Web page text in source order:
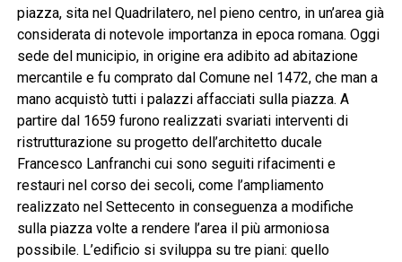
piazza, sita nel Quadrilatero, nel pieno centro, in un’area già
considerata di notevole importanza in epoca romana. Oggi
sede del municipio, in origine era adibito ad abitazione
mercantile e fu comprato dal Comune nel 1472, che man a
mano acquistò tutti i palazzi affacciati sulla piazza. A
partire dal 1659 furono realizzati svariati interventi di
ristrutturazione su progetto dell’architetto ducale
Francesco Lanfranchi cui sono seguiti rifacimenti e
restauri nel corso dei secoli, come l’ampliamento
realizzato nel Settecento in conseguenza a modifiche
sulla piazza volte a rendere l’area il più armoniosa
possibile. L’edificio si sviluppa su tre piani: quello